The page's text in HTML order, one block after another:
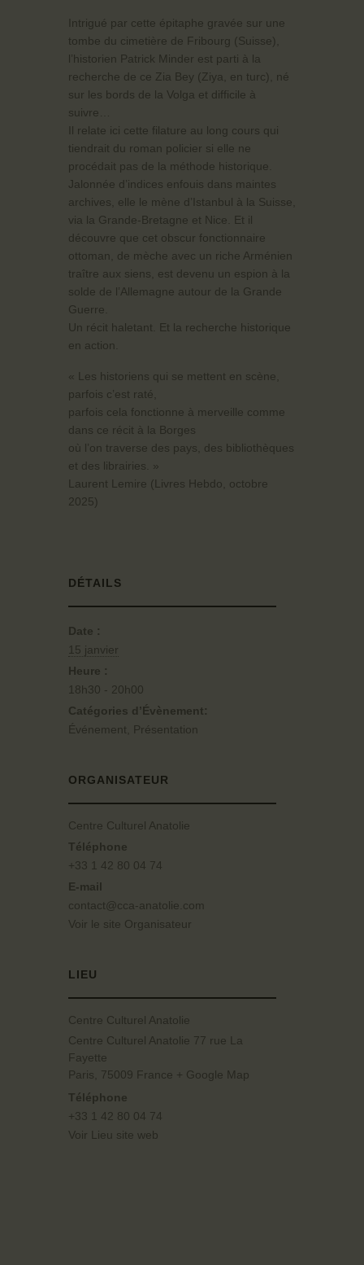
Intrigué par cette épitaphe gravée sur une
tombe du cimetière de Fribourg (Suisse),
l’historien Patrick Minder est parti à la
recherche de ce Zia Bey (Ziya, en turc), né
sur les bords de la Volga et difficile à
suivre…
Il relate ici cette filature au long cours qui
tiendrait du roman policier si elle ne
procédait pas de la méthode historique.
Jalonnée d’indices enfouis dans maintes
archives, elle le mène d’Istanbul à la Suisse,
via la Grande-Bretagne et Nice. Et il
découvre que cet obscur fonctionnaire
ottoman, de mèche avec un riche Arménien
traître aux siens, est devenu un espion à la
solde de l’Allemagne autour de la Grande
Guerre.
Un récit haletant. Et la recherche historique
en action.
« Les historiens qui se mettent en scène,
parfois c’est raté,
parfois cela fonctionne à merveille comme
dans ce récit à la Borges
où l’on traverse des pays, des bibliothèques
et des librairies. »
Laurent Lemire (Livres Hebdo, octobre
2025)
DÉTAILS
Date :
15 janvier
Heure :
18h30 - 20h00
Catégories d’Évènement:
Événement
Présentation
ORGANISATEUR
Centre Culturel Anatolie
Téléphone
+33 1 42 80 04 74
E-mail
contact@cca-anatolie.com
Voir le site Organisateur
LIEU
Centre Culturel Anatolie
Centre Culturel Anatolie 77 rue La
Fayette
Paris
75009 France + Google Map
Téléphone
+33 1 42 80 04 74
Voir Lieu site web